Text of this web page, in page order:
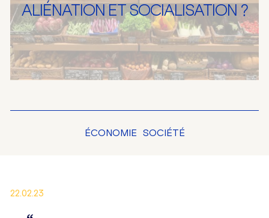
ALIÉNATION ET SOCIALISATION ?
ÉCONOMIE SOCIÉTÉ
22.02.23